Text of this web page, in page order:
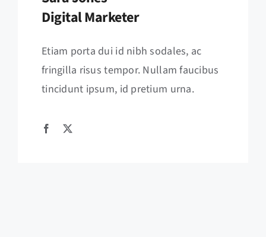
Digital Marketer
Etiam porta dui id nibh sodales, ac
fringilla risus tempor. Nullam faucibus
tincidunt ipsum, id pretium urna.